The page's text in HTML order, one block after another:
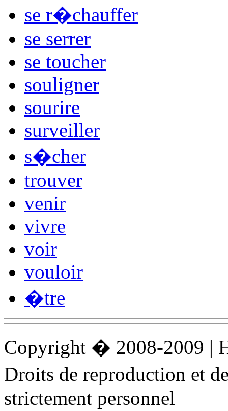
se r�chauffer
se serrer
se toucher
souligner
sourire
surveiller
s�cher
trouver
venir
vivre
voir
vouloir
�tre
Copyright � 2008-2009 |
Droits de reproduction et
strictement personnel